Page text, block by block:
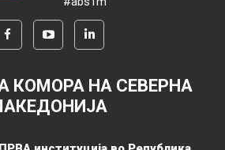
КОМОРА НА СЕВЕРНА